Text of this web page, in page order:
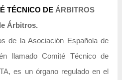
TÉCNICO DE ÁRBITROS
Árbitros.
de la Asociación Española de
llamado Comité Técnico de
es un órgano regulado en el